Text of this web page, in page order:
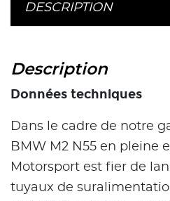
DESCRIPTION
Description
Données techniques
Dans le cadre de notre
BMW M2 N55 en pleine
Motorsport est fier de
tuyaux de